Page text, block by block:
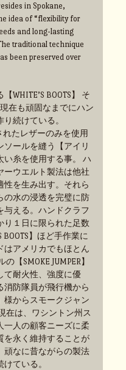
in Spokane,
idea of “flexibility for
and long-lasting
traditional technique
been preserved over
WHITE’S BOOTS】 そ
在も頑固なまでにハン
続けている。
れたレザーのみを使用
ールを縫う【アイリ
い糸を使用する事。 ハ
ーウエルト製法は他社
性を生み出す。それら
の水の浸透を完璧に防
与える。ハンドクラフ
り１日に限られた足数
BOOTS】ほど手作業に
はアメリカでもほとん
【SMOKE JUMPER】
て耐火性、強度に優
消防隊員が飛行機から
様からスモークジャン
在は、ワシントン州ス
一人の顧客ニーズに柔
を永く維持することが
頑なに昔ながらの製法
ている。